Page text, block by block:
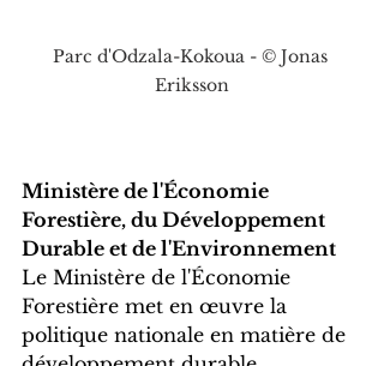
Parc d'Odzala-Kokoua - © Jonas
Eriksson
Ministère de l'Économie
Forestière, du Développement
Durable et de l'Environnement
Le Ministère de l'Économie
Forestière met en œuvre la
politique nationale en matière de